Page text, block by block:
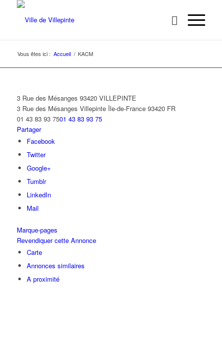
Vous êtes ici : Accueil / KACM
3 Rue des Mésanges 93420 VILLEPINTE
3 Rue des Mésanges Villepinte Île-de-France 93420 FR
01 43 83 93 7501 43 83 93 75
Partager
Facebook
Twitter
Google+
Tumblr
LinkedIn
Mail
Marque-pages
Revendiquer cette Annonce
Carte
Annonces similaires
A proximité